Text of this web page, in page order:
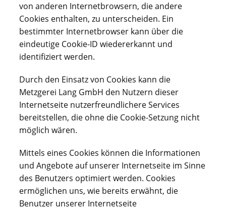
von anderen Internetbrowsern, die andere
Cookies enthalten, zu unterscheiden. Ein
bestimmter Internetbrowser kann über die
eindeutige Cookie-ID wiedererkannt und
identifiziert werden.
Durch den Einsatz von Cookies kann die
Metzgerei Lang GmbH den Nutzern dieser
Internetseite nutzerfreundlichere Services
bereitstellen, die ohne die Cookie-Setzung nicht
möglich wären.
Mittels eines Cookies können die Informationen
und Angebote auf unserer Internetseite im Sinne
des Benutzers optimiert werden. Cookies
ermöglichen uns, wie bereits erwähnt, die
Benutzer unserer Internetseite